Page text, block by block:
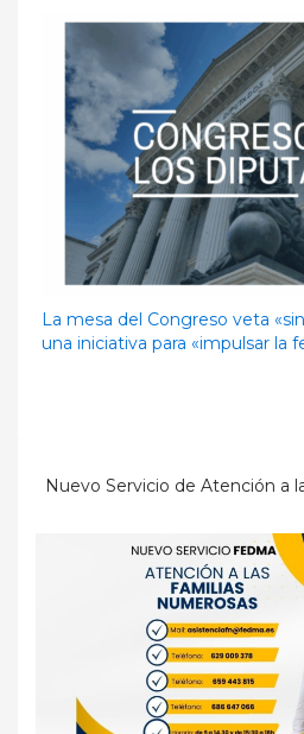
La mesa del Congreso veta
una iniciativa para «impulsar la
Nuevo Servicio de Atención a